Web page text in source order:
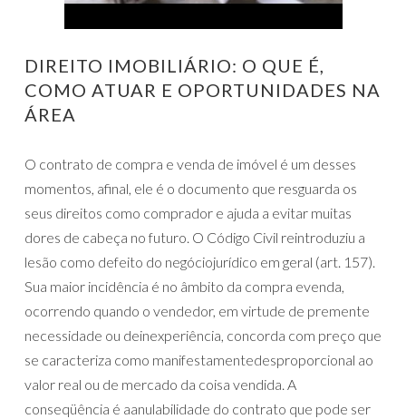
DIREITO IMOBILIÁRIO: O QUE É,
COMO ATUAR E OPORTUNIDADES NA
ÁREA
O contrato de compra e venda de imóvel é um desses
momentos, afinal, ele é o documento que resguarda os
seus direitos como comprador e ajuda a evitar muitas
dores de cabeça no futuro. O Código Civil reintroduziu a
lesão como defeito do negóciojurídico em geral (art. 157).
Sua maior incidência é no âmbito da compra evenda,
ocorrendo quando o vendedor, em virtude de premente
necessidade ou deinexperiência, concorda com preço que
se caracteriza como manifestamentedesproporcional ao
valor real ou de mercado da coisa vendida. A
conseqüência é aanulabilidade do contrato que pode ser